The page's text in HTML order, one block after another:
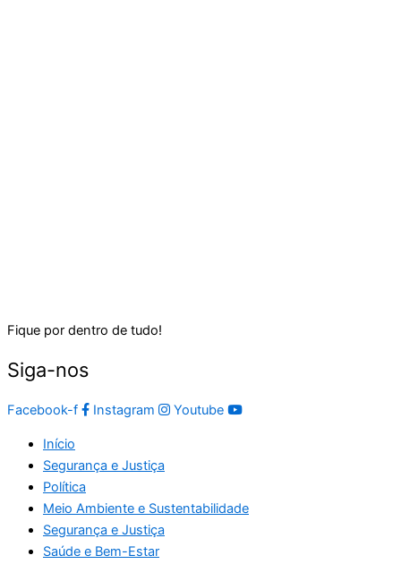
Fique por dentro de tudo!
Siga-nos
Facebook-f Instagram Youtube
Início
Segurança e Justiça
Política
Meio Ambiente e Sustentabilidade
Segurança e Justiça
Saúde e Bem-Estar